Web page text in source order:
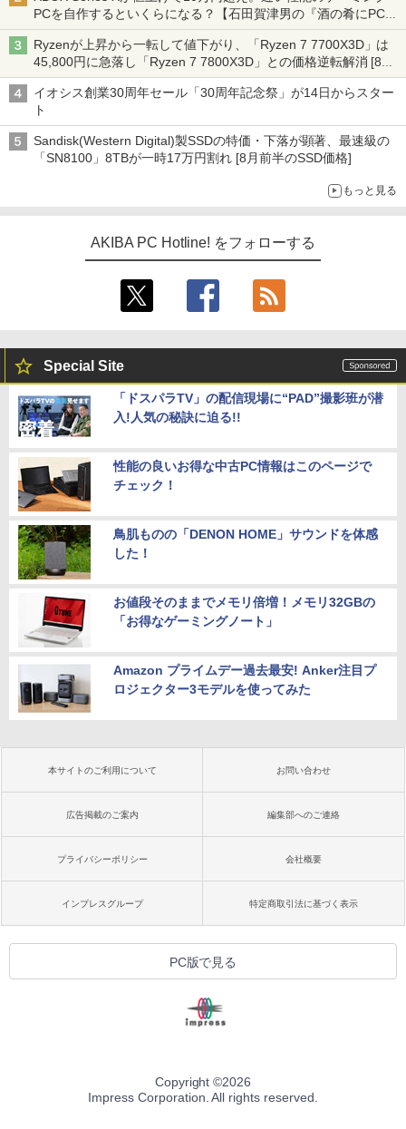
PCを自作するといくらになる？【石田賀津男の『酒の肴にPCゲ
ーム』】
Ryzenが上昇から一転して値下がり、「Ryzen 7 7700X3D」は
45,800円に急落し「Ryzen 7 7800X3D」との価格逆転解消 [8月
前半のCPU価格]
イオシス創業30周年セール「30周年記念祭」が14日からスター
ト
Sandisk(Western Digital)製SSDの特価・下落が顕著、最速級の
「SN8100」8TBが一時17万円割れ [8月前半のSSD価格]
もっと見る
AKIBA PC Hotline! をフォローする
Special Site
「ドスパラTV」の配信現場に“PAD”撮影班が潜
入!人気の秘訣に迫る!!
性能の良いお得な中古PC情報はこのページで
チェック！
鳥肌ものの「DENON HOME」サウンドを体感
した！
お値段そのままでメモリ倍増！メモリ32GBの
「お得なゲーミングノート」
Amazon プライムデー過去最安! Anker注目プ
ロジェクター3モデルを使ってみた
本サイトのご利用について お問い合わせ
広告掲載のご案内 編集部へのご連絡
プライバシーポリシー 会社概要
インプレスグループ 特定商取引法に基づく表示
PC版で見る
Copyright ©2026
Impress Corporation. All rights reserved.